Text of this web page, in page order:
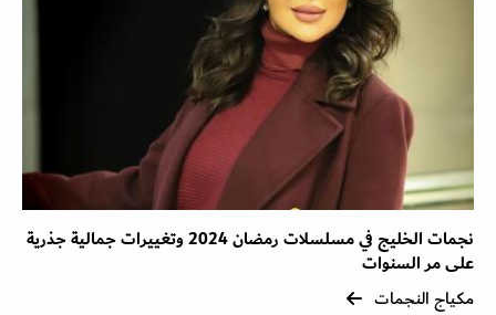
نجمات الخليج في مسلسلات رمضان 2024 وتغييرات جمالية جذرية
على مر السنوات
مكياج النجمات